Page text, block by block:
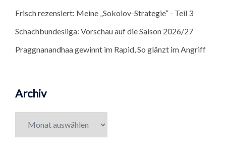
Frisch rezensiert: Meine „Sokolov-Strategie“ - Teil 3
Schachbundesliga: Vorschau auf die Saison 2026/27
Praggnanandhaa gewinnt im Rapid, So glänzt im Angriff
Archiv